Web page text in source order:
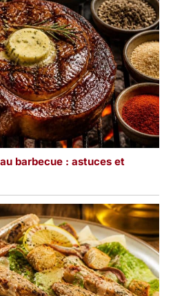
barbecue : astuces et